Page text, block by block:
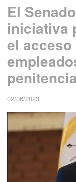
El
iniciativa
el
02/06/2023